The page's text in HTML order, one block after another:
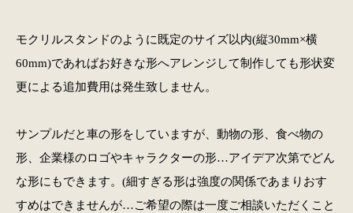
モクリルスタンドのように既定のサイズ以内(縦30mm×横
60mm)であればお好きな形へアレンジして制作しても形状変
更による追加費用は発生致しません。
サンプルだと車の形をしていますが、動物の形、食べ物の
形、企業様のロゴやキャラクターの形…アイデア次第でどん
な形にもできます。(細すぎる形は強度の関係であまりおす
すめはできませんが…ご希望の際は一度ご相談いただくこと